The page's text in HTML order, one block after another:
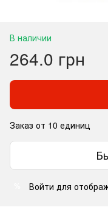
В наличии
264.0 грн
Заказ от 10 единиц
Войти для